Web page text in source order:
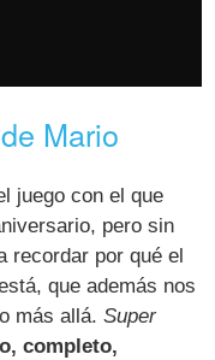
Mario
juego con el que
pero sin
recordar por qué el
que además nos
más allá.Super
completo,